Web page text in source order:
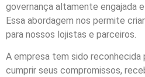
governança altamente engajada
Essa abordagem nos permite
para nossos lojistas e parceiros.
A empresa tem sido reconhecida
cumprir seus compromissos,